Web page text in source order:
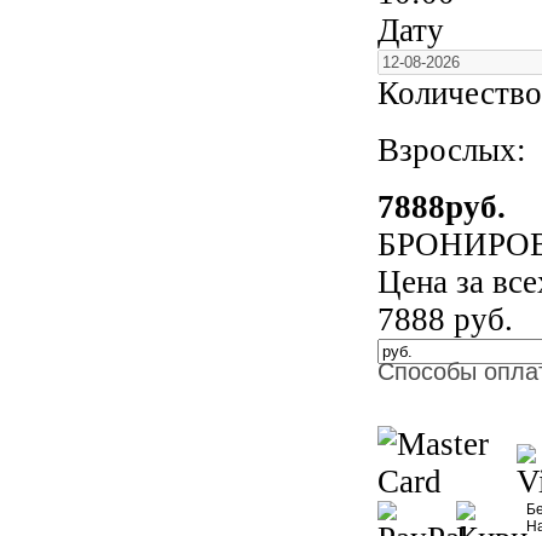
Дату
Взрослых:
7888руб.
Цена за
7888 руб.
Способы